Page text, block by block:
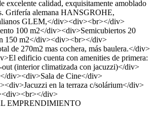
excelente calidad, exquisitamente amoblado
Grifería alemana HANSGROHE,
GLEM,</div><div><br></div>
100 m2</div><div>Semicubiertos 20
150 m2</div><div><br></div>
de 270m2 mas cochera, más baulera.</div>
edificio cuenta con amenities de primera:
(interior climatizada con jacuzzi)</div>
div><div>Sala de Cine</div>
en la terraza c/solárium</div>
div>
EMPRENDIMIENTO